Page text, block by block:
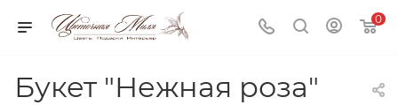
0
Букет "Нежная роза"